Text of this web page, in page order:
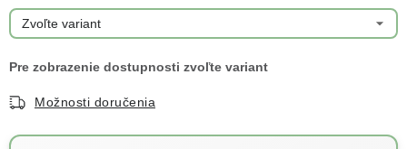
Možnosti doručenia